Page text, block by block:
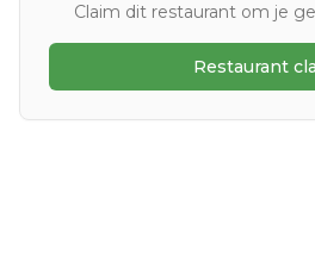
Claim dit restaurant om je
Restaurant